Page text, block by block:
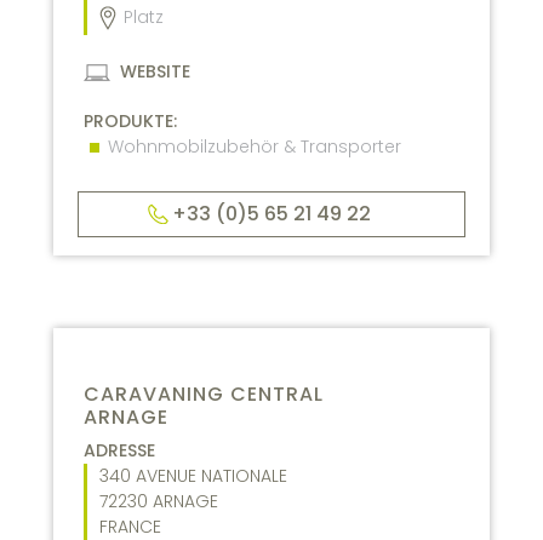
Platz
WEBSITE
PRODUKTE:
Wohnmobilzubehör & Transporter
+33 (0)5 65 21 49 22
CARAVANING CENTRAL
ARNAGE
ADRESSE
340 AVENUE NATIONALE
72230 ARNAGE
FRANCE